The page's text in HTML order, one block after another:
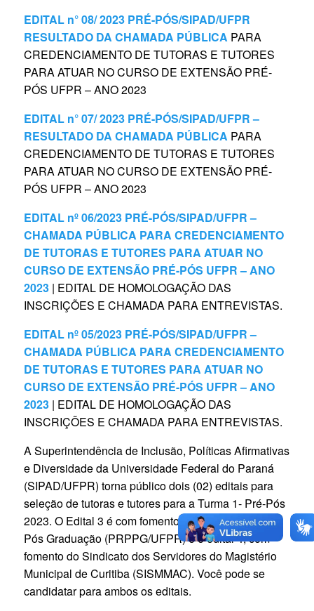
EDITAL n° 08/ 2023 PRÉ-PÓS/SIPAD/UFPR
RESULTADO DA CHAMADA PÚBLICA PARA
CREDENCIAMENTO DE TUTORAS E TUTORES
PARA ATUAR NO CURSO DE EXTENSÃO PRÉ-
PÓS UFPR – ANO 2023
EDITAL n° 07/ 2023 PRÉ-PÓS/SIPAD/UFPR –
RESULTADO DA CHAMADA PÚBLICA PARA
CREDENCIAMENTO DE TUTORAS E TUTORES
PARA ATUAR NO CURSO DE EXTENSÃO PRÉ-
PÓS UFPR – ANO 2023
EDITAL nº 06/2023 PRÉ-PÓS/SIPAD/UFPR –
CHAMADA PÚBLICA PARA CREDENCIAMENTO
DE TUTORAS E TUTORES PARA ATUAR NO
CURSO DE EXTENSÃO PRÉ-PÓS UFPR – ANO
2023 | EDITAL DE HOMOLOGAÇÃO DAS
INSCRIÇÕES E CHAMADA PARA ENTREVISTAS.
EDITAL nº 05/2023 PRÉ-PÓS/SIPAD/UFPR –
CHAMADA PÚBLICA PARA CREDENCIAMENTO
DE TUTORAS E TUTORES PARA ATUAR NO
CURSO DE EXTENSÃO PRÉ-PÓS UFPR – ANO
2023 | EDITAL DE HOMOLOGAÇÃO DAS
INSCRIÇÕES E CHAMADA PARA ENTREVISTAS.
A Superintendência de Inclusão, Políticas Afirmativas
e Diversidade da Universidade Federal do Paraná
(SIPAD/UFPR) torna público dois (02) editais para
seleção de tutoras e tutores para a Turma 1- Pré-Pós
2023. O Edital 3 é com fomento da Pró-reitoria de
Pós Graduação (PRPPG/UFPR) e o edital 4, com
fomento do Sindicato dos Servidores do Magistério
Municipal de Curitiba (SISMMAC). Você pode se
candidatar para ambos os editais.